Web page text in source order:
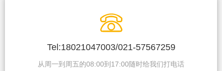
Tel:18021047003/021-57567259
从周一到周五的08:00到17:00随时给我们打电话